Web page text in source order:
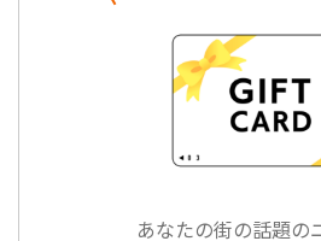
あなたの街の話題の